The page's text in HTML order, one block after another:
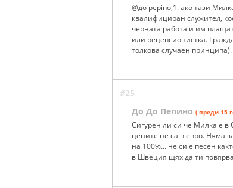
@до pepino,1. ако тази
квалифициран служител,
черната работа и им
или рецепсионистка.
толкова случаен принципа).
#25
До До Пепино ( преди 15
Сигурен ли си че Милка е
цените не са в евро. Няма
на 100%... не си е песен
в Швеция щях да ти